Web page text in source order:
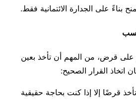
بناءً على الجدارة الائتمانية فقط.
على قرض، من المهم أن تأخذ بعين
اتخاذ القرار الصحيح:
تأخذ قرضًا إلا إذا كنت بحاجة حقيقية